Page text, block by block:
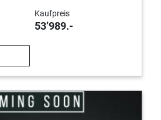
Kaufpreis
53’989.-